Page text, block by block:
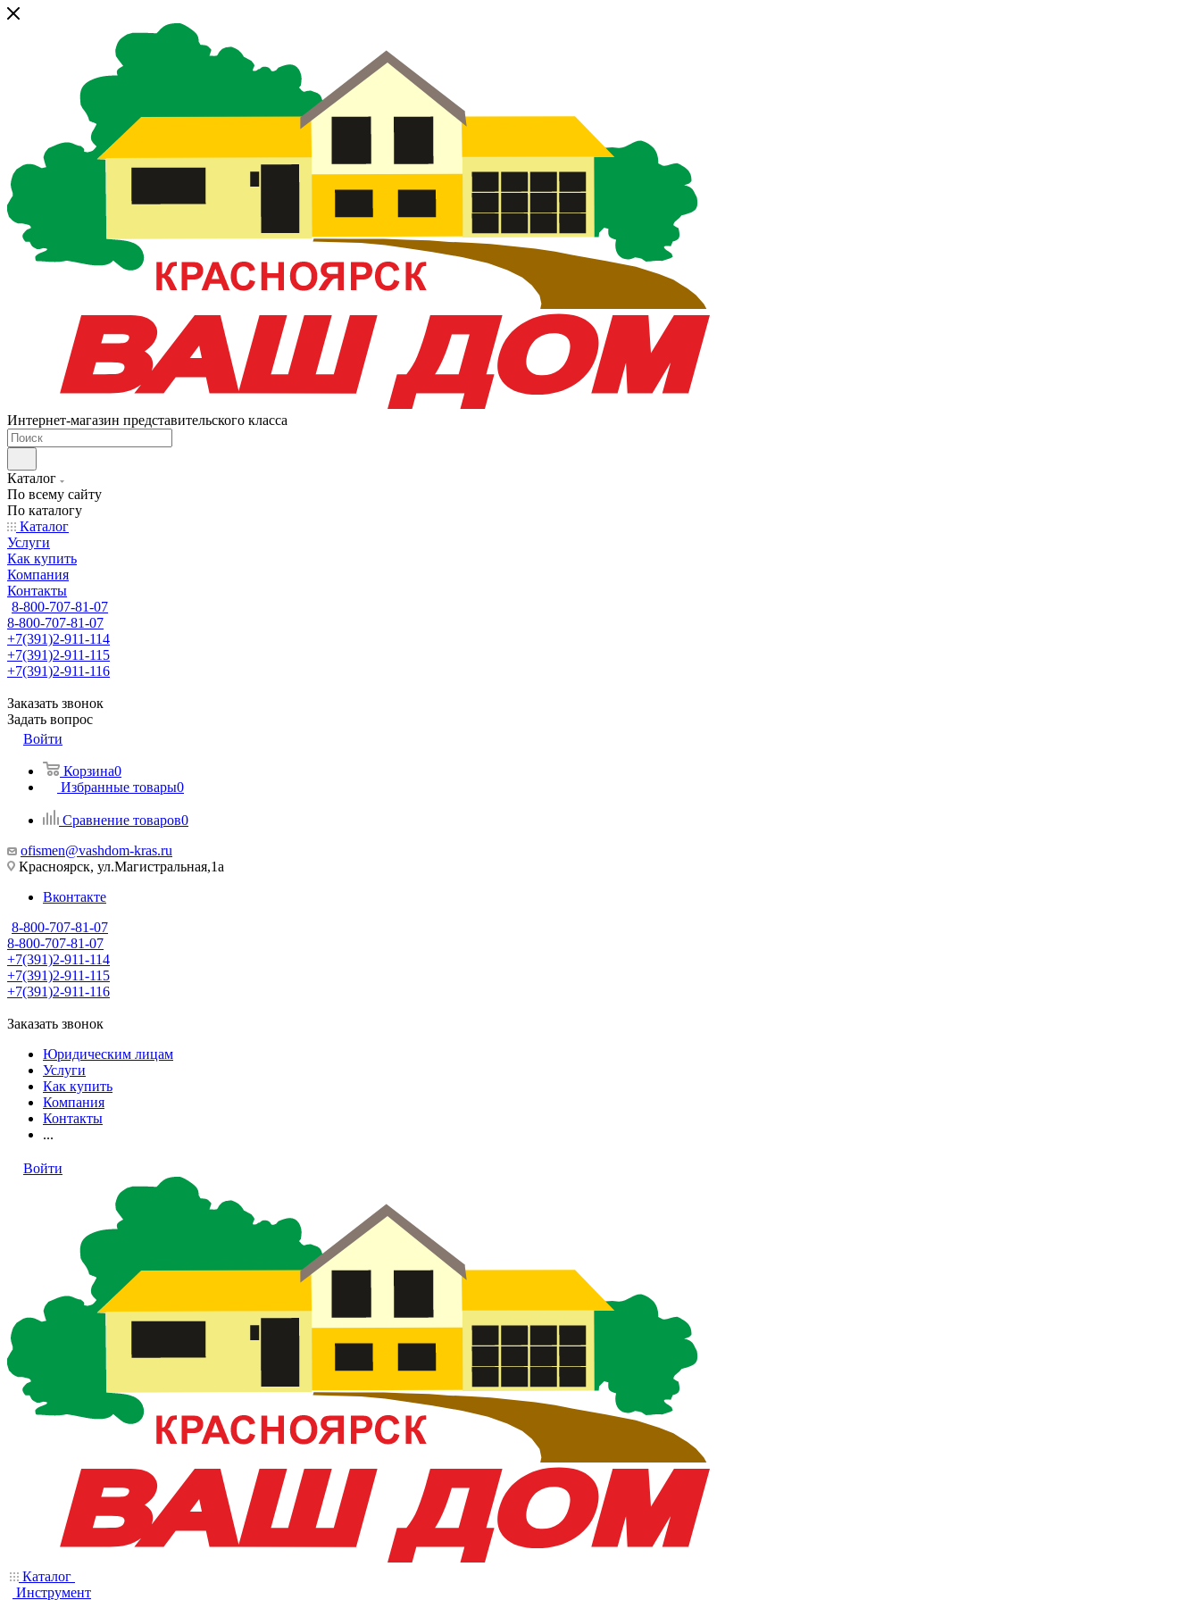
Интернет-магазин представительского класса
Каталог
По всему сайту
По каталогу
Каталог
Услуги
Как купить
Компания
Контакты
8-800-707-81-07
8-800-707-81-07
+7(391)2-911-114
+7(391)2-911-115
+7(391)2-911-116
Заказать звонок
Задать вопрос
Войти
Корзина0
Избранные товары0
Сравнение товаров0
ofismen@vashdom-kras.ru
Красноярск, ул.Магистральная,1а
Вконтакте
8-800-707-81-07
8-800-707-81-07
+7(391)2-911-114
+7(391)2-911-115
+7(391)2-911-116
Заказать звонок
Юридическим лицам
Услуги
Как купить
Компания
Контакты
...
Войти
Каталог
Инструмент